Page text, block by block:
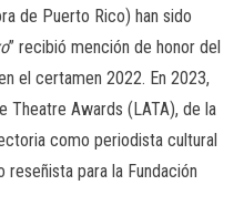
de Puerto Rico) han sido
” recibió mención de honor del
el certamen 2022. En 2023,
Theatre Awards (LATA), de la
como periodista cultural
para la Fundación